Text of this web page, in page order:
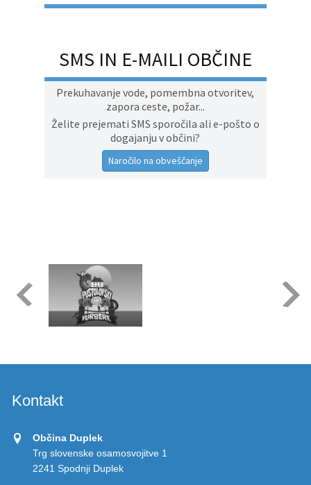
SMS IN E-MAILI OBČINE
Prekuhavanje vode, pomembna otvoritev,
zapora ceste, požar...
Želite prejemati SMS sporočila ali e-pošto o
dogajanju v občini?
Naročilo na obveščanje
Kontakt
Občina Duplek
Trg slovenske osamosvojitve 1
2241 Spodnji Duplek